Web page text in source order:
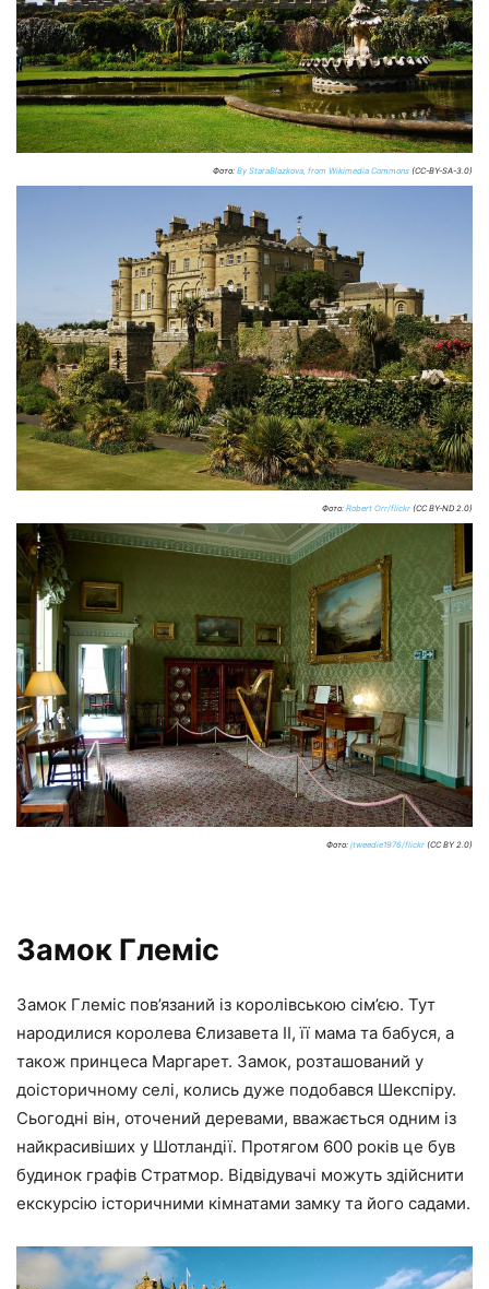
Фото: By StaraBlazkova, from Wikimedia Commons (CC-BY-SA-3.0)
Фото: Robert Orr/flickr (CC BY-ND 2.0)
Фото: jtweedie1976/flickr (CC BY 2.0)
Замок Глеміс
Замок Глеміс пов’язаний із королівською сім’єю. Тут
народилися королева Єлизавета II, її мама та бабуся, а
також принцеса Маргарет. Замок, розташований у
доісторичному селі, колись дуже подобався Шекспіру.
Сьогодні він, оточений деревами, вважається одним із
найкрасивіших у Шотландії. Протягом 600 років це був
будинок графів Стратмор. Відвідувачі можуть здійснити
екскурсію історичними кімнатами замку та його садами.